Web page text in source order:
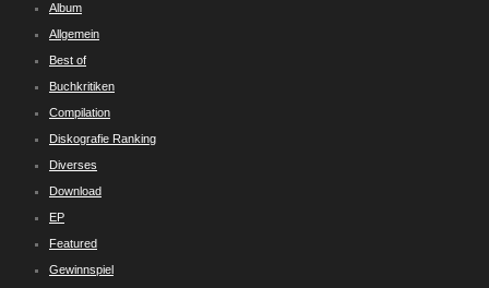
Album
Allgemein
Best of
Buchkritiken
Compilation
Diskografie Ranking
Diverses
Download
EP
Featured
Gewinnspiel